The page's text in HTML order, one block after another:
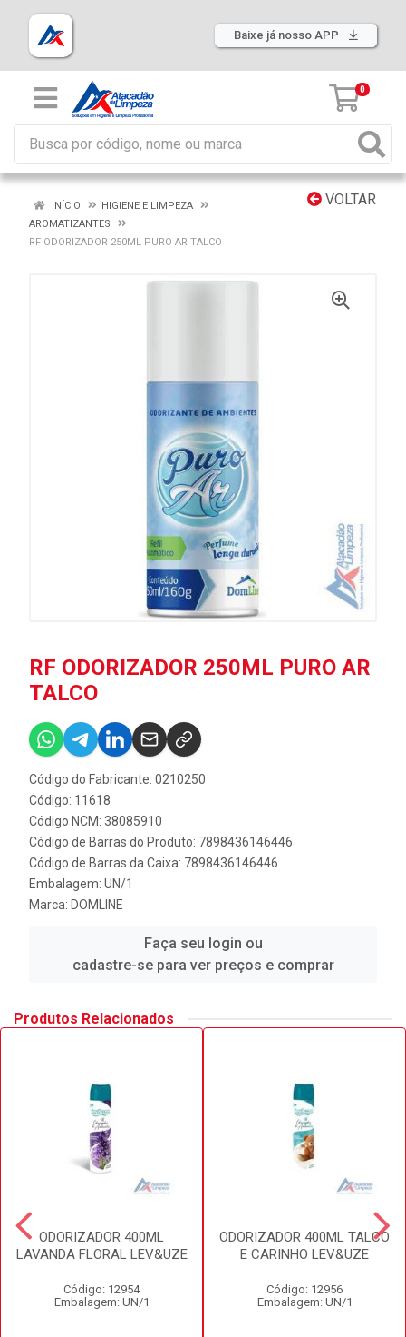
Baixe já nosso APP
0
VOLTAR
INÍCIO
HIGIENE E LIMPEZA
AROMATIZANTES
RF ODORIZADOR 250ML PURO AR TALCO
RF ODORIZADOR 250ML PURO AR
TALCO
Código do Fabricante: 0210250
Código: 11618
Código NCM: 38085910
Código de Barras do Produto: 7898436146446
Código de Barras da Caixa: 7898436146446
Embalagem: UN/1
Marca: DOMLINE
Faça seu login ou
cadastre-se para ver preços e comprar
Produtos Relacionados
ODORIZADOR 400ML
LAVANDA FLORAL LEV&UZE
Código: 12954
Embalagem: UN/1
ODORIZADOR 400ML TALCO
E CARINHO LEV&UZE
Código: 12956
Embalagem: UN/1